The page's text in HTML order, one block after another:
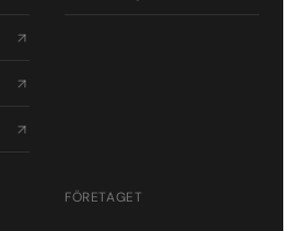
FÖRETAGET